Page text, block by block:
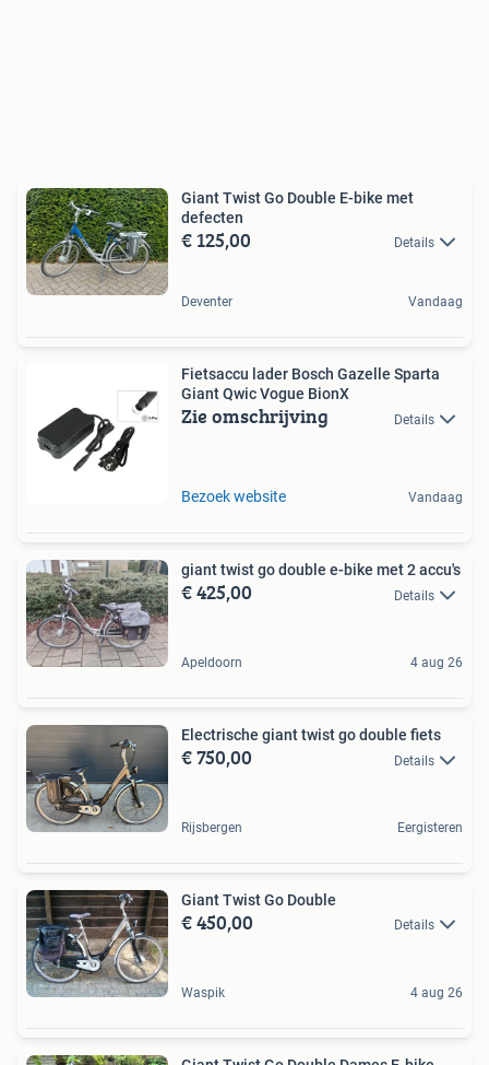
Giant Twist Go Double E-bike met
defecten
€ 125,00 Details
Deventer Vandaag
Fietsaccu lader Bosch Gazelle Sparta
Giant Qwic Vogue BionX
Zie omschrijving Details
Bezoek website Vandaag
giant twist go double e-bike met 2 accu's
€ 425,00 Details
Apeldoorn 4 aug 26
Electrische giant twist go double fiets
€ 750,00 Details
Rijsbergen Eergisteren
Giant Twist Go Double
€ 450,00 Details
Waspik 4 aug 26